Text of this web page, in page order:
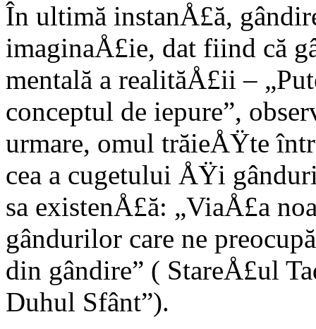
În ultimă instanÅ£ă,
imaginaÅ£ie, dat fiind că
mentală a realităÅ£ii –
conceptul de iepure”,
urmare, omul trăieÅŸte
cea a cugetului ÅŸi
sa existenÅ£ă: „ViaÅ£a
gândurilor care ne
din gândire” ( StareÅ£ul
Duhul Sfânt”).